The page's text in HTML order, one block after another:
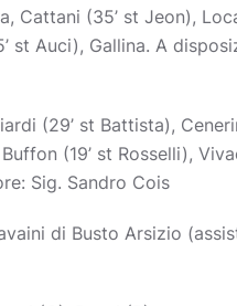
Cattani (35’ st Jeon),
st Auci), Gallina. A
(29’ st Battista),
(19’ st Rosselli),
Sig. Sandro Cois
di Busto Arsizio